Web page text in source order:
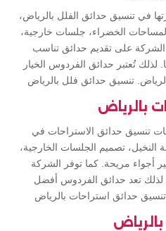
في تنسيق حدائق الفلل بالرياض،
الخضراء، جلسات خارجية،
على تقديم حدائق تناسب
لذلك تُعتبر حدائق الفردوس الخيار
تنسيق حدائق فلل بالرياض
بالرياض
تنسيق حدائق الاستراحات في
تصميم الجلسات الخارجية،
أجواء مريحة. كما توفر الشركة
لذلك تعد حدائق الفردوس أفضل
تنسيق حدائق استراحات بالرياض